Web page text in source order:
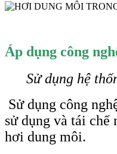
HƠI DUNG
Áp dụng công
Sử dụng hệ
Sử dụng công
sử dụng và tái chế
hơi dung môi.